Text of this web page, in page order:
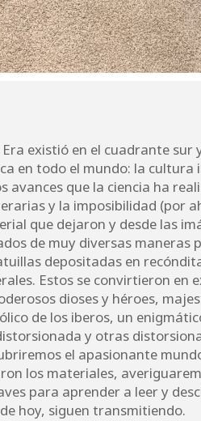
existió en el cuadrante
en todo el mundo: la
avances que la ciencia ha
y la imposibilidad (por
que dejaron y desde las
de muy diversas
depositadas en
Estos se convirtieron en
dioses y héroes,
de los iberos, un
y otras
el apasionante
los materiales,
para aprender a leer y
hoy, siguen transmitiendo.